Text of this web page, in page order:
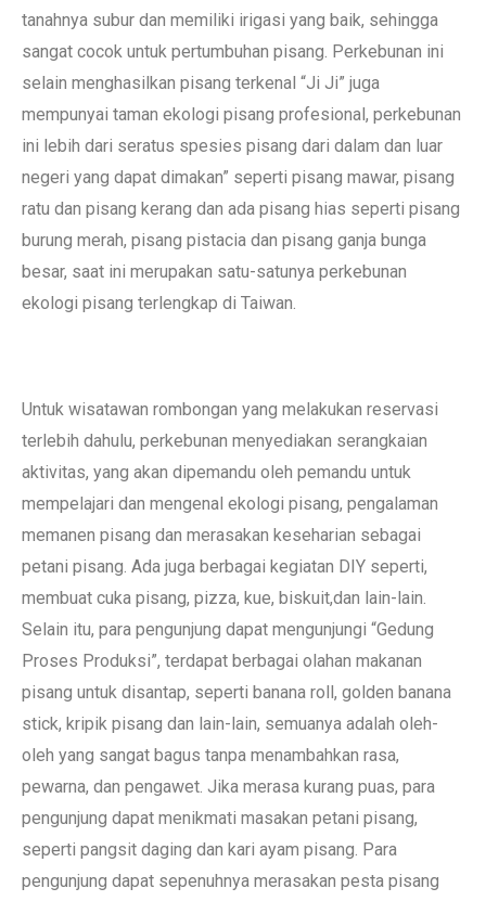
tanahnya subur dan memiliki irigasi yang baik, sehingga
sangat cocok untuk pertumbuhan pisang. Perkebunan ini
selain menghasilkan pisang terkenal “Ji Ji” juga
mempunyai taman ekologi pisang profesional, perkebunan
ini lebih dari seratus spesies pisang dari dalam dan luar
negeri yang dapat dimakan” seperti pisang mawar, pisang
ratu dan pisang kerang dan ada pisang hias seperti pisang
burung merah, pisang pistacia dan pisang ganja bunga
besar, saat ini merupakan satu-satunya perkebunan
ekologi pisang terlengkap di Taiwan.
Untuk wisatawan rombongan yang melakukan reservasi
terlebih dahulu, perkebunan menyediakan serangkaian
aktivitas, yang akan dipemandu oleh pemandu untuk
mempelajari dan mengenal ekologi pisang, pengalaman
memanen pisang dan merasakan keseharian sebagai
petani pisang. Ada juga berbagai kegiatan DIY seperti,
membuat cuka pisang, pizza, kue, biskuit,dan lain-lain.
Selain itu, para pengunjung dapat mengunjungi “Gedung
Proses Produksi”, terdapat berbagai olahan makanan
pisang untuk disantap, seperti banana roll, golden banana
stick, kripik pisang dan lain-lain, semuanya adalah oleh-
oleh yang sangat bagus tanpa menambahkan rasa,
pewarna, dan pengawet. Jika merasa kurang puas, para
pengunjung dapat menikmati masakan petani pisang,
seperti pangsit daging dan kari ayam pisang. Para
pengunjung dapat sepenuhnya merasakan pesta pisang